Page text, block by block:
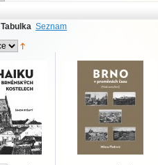
Tabulka Seznam